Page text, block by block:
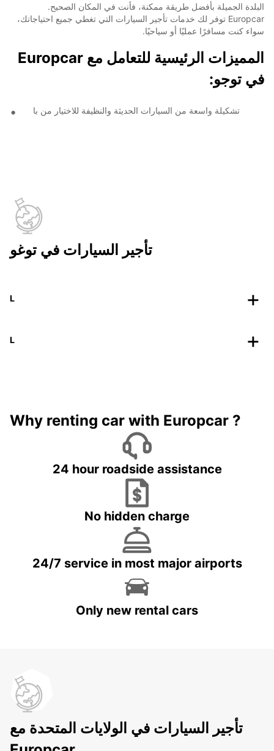
البلدة الجميلة بأفضل طريقة ممكنة، فأنت في المكان الصحيح.
Europcar توفر لك خدمات تأجير السيارات التي تغطي جميع احتياجاتك،
سواء كنت مسافرًا عمليًا أو سياحيًا.
المميزات الرئيسية للتعامل مع Europcar
في توجو:
تشكيلة واسعة من السيارات الحديثة والنظيفة للاختيار من با
تأجير السيارات في توغو
L
L
Why renting car with Europcar ?
24 hour roadside assistance
No hidden charge
24/7 service in most major airports
Only new rental cars
تأجير السيارات في الولايات المتحدة مع